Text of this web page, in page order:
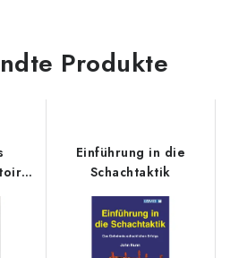
Produkte
Einführung in die
Schachtaktik